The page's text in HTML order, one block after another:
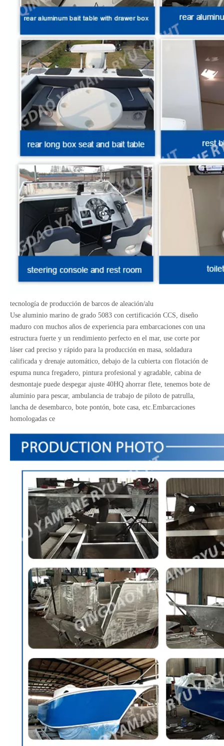
tecnología de producción de barcos de aleación/alu
Use aluminio marino de grado 5083 con certificación CCS, diseño
maduro con muchos años de experiencia para embarcaciones con una
estructura fuerte y un rendimiento perfecto en el mar, use corte por
láser cad preciso y rápido para la producción en masa, soldadura
calificada y drenaje automático, debajo de la cubierta con flotación de
espuma nunca fregadero, pintura profesional y agradable, cabina de
desmontaje puede despegar ajuste 40HQ ahorrar flete, tenemos bote de
aluminio para pescar, ambulancia de trabajo de piloto de patrulla,
lancha de desembarco, bote pontón, bote casa, etc.Embarcaciones
homologadas ce